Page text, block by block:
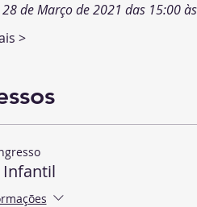
de 2021 das 15:00 às
>
Infantil